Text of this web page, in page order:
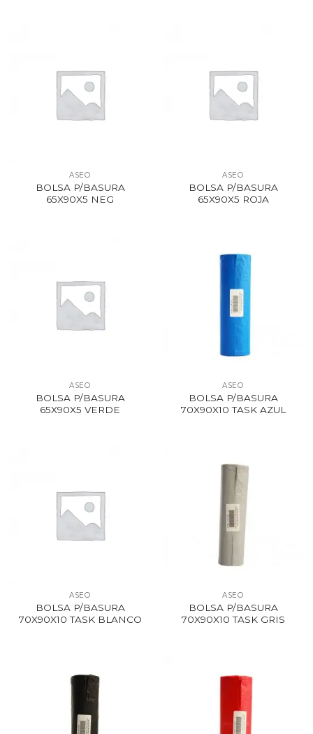
ASEO
BOLSA P/BASURA
65X90X5 NEG
ASEO
BOLSA P/BASURA
65X90X5 ROJA
ASEO
BOLSA P/BASURA
65X90X5 VERDE
ASEO
BOLSA P/BASURA
70X90X10 TASK AZUL
ASEO
BOLSA P/BASURA
70X90X10 TASK BLANCO
ASEO
BOLSA P/BASURA
70X90X10 TASK GRIS